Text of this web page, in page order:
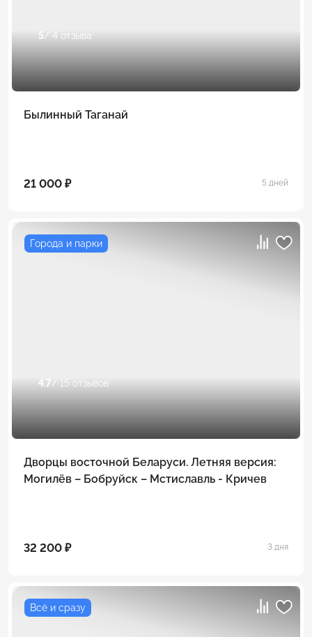
5/ 4 отзыва
Былинный Таганай
21 000 ₽ 5 дней
Города и парки
4.7/ 15 отзывов
Дворцы восточной Беларуси. Летняя версия:
Могилёв – Бобруйск – Мстиславль - Кричев
32 200 ₽ 3 дня
Всё и сразу